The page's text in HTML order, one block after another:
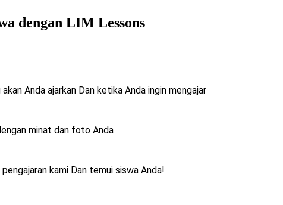
dengan LIM Lessons
Anda ajarkan Dan ketika Anda ingin mengajar
minat dan foto Anda
kami Dan temui siswa Anda!